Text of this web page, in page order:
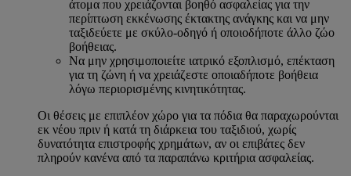
άτομα που χρειάζονται βοηθό ασφαλείας για την
περίπτωση εκκένωσης έκτακτης ανάγκης και να μην
ταξιδεύετε με σκύλο-οδηγό ή οποιοδήποτε άλλο ζώο
βοήθειας.
Να μην χρησιμοποιείτε ιατρικό εξοπλισμό, επέκταση
για τη ζώνη ή να χρειάζεστε οποιαδήποτε βοήθεια
λόγω περιορισμένης κινητικότητας.
Οι θέσεις με επιπλέον χώρο για τα πόδια θα παραχωρούνται
εκ νέου πριν ή κατά τη διάρκεια του ταξιδιού, χωρίς
δυνατότητα επιστροφής χρημάτων, αν οι επιβάτες δεν
πληρούν κανένα από τα παραπάνω κριτήρια ασφαλείας.